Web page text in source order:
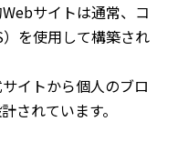
サイトは通常、コ
を使用して構築され
イトから個人のブロ
されています。